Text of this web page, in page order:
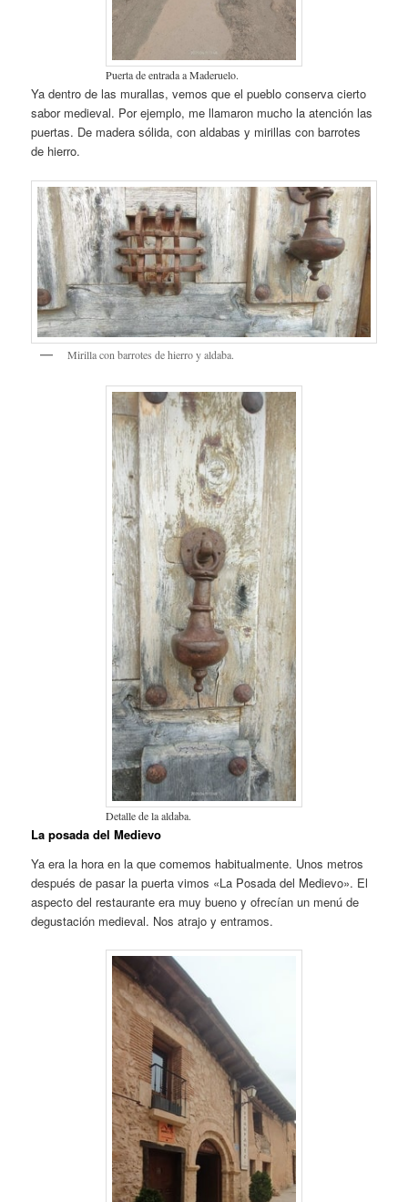
Puerta de entrada a Maderuelo.
Ya dentro de las murallas, vemos que el pueblo conserva cierto
sabor medieval. Por ejemplo, me llamaron mucho la atención las
puertas. De madera sólida, con aldabas y mirillas con barrotes
de hierro.
Mirilla con barrotes de hierro y aldaba.
Detalle de la aldaba.
La posada del Medievo
Ya era la hora en la que comemos habitualmente. Unos metros
después de pasar la puerta vimos «La Posada del Medievo». El
aspecto del restaurante era muy bueno y ofrecían un menú de
degustación medieval. Nos atrajo y entramos.